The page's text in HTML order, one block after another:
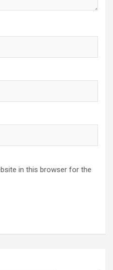
in this browser for the